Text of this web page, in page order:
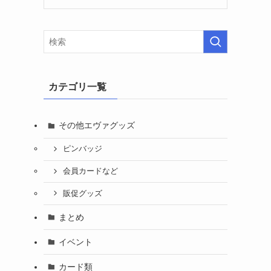
カテゴリ一覧
その他エヴァグッズ
ピンバッジ
会員カードなど
販促グッズ
まとめ
イベント
カード類